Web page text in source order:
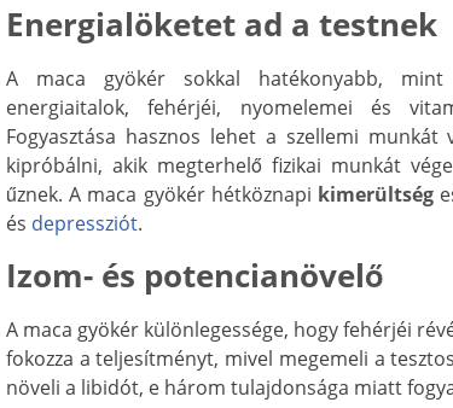
Energialöketet ad a testnek
A maca gyökér sokkal hatékonyabb,
energiaitalok, fehérjéi, nyomelemei és
Fogyasztása hasznos lehet a szellemi munkát
kipróbálni, akik megterhelő fizikai munkát
űznek. A maca gyökér hétköznapi kimerültség
és depressziót.
Izom- és potencianövelő
A maca gyökér különlegessége, hogy fehérjéi
fokozza a teljesítményt, mivel megemeli a
növeli a libidót, e három tulajdonsága miatt